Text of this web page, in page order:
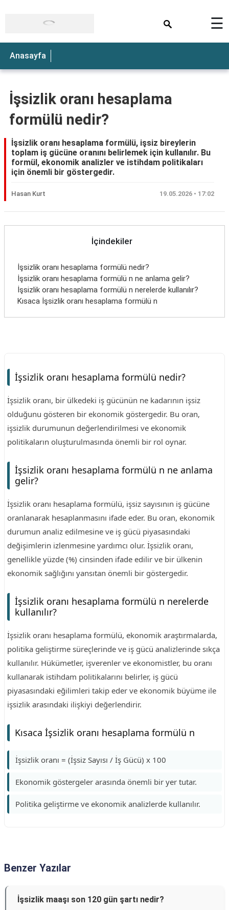
☰
Anasayfa
İşsizlik oranı hesaplama
formülü nedir?
İşsizlik oranı hesaplama formülü, işsiz bireylerin
toplam iş gücüne oranını belirlemek için kullanılır. Bu
formül, ekonomik analizler ve istihdam politikaları
için önemli bir göstergedir.
Hasan Kurt 19.05.2026 • 17:02
İçindekiler
İşsizlik oranı hesaplama formülü nedir?
İşsizlik oranı hesaplama formülü n ne anlama gelir?
İşsizlik oranı hesaplama formülü n nerelerde kullanılır?
Kısaca İşsizlik oranı hesaplama formülü n
İşsizlik oranı hesaplama formülü nedir?
İşsizlik oranı, bir ülkedeki iş gücünün ne kadarının işsiz
olduğunu gösteren bir ekonomik göstergedir. Bu oran,
işsizlik durumunun değerlendirilmesi ve ekonomik
politikaların oluşturulmasında önemli bir rol oynar.
İşsizlik oranı hesaplama formülü n ne anlama
gelir?
İşsizlik oranı hesaplama formülü, işsiz sayısının iş gücüne
oranlanarak hesaplanmasını ifade eder. Bu oran, ekonomik
durumun analiz edilmesine ve iş gücü piyasasındaki
değişimlerin izlenmesine yardımcı olur. İşsizlik oranı,
genellikle yüzde (%) cinsinden ifade edilir ve bir ülkenin
ekonomik sağlığını yansıtan önemli bir göstergedir.
İşsizlik oranı hesaplama formülü n nerelerde
kullanılır?
İşsizlik oranı hesaplama formülü, ekonomik araştırmalarda,
politika geliştirme süreçlerinde ve iş gücü analizlerinde sıkça
kullanılır. Hükümetler, işverenler ve ekonomistler, bu oranı
kullanarak istihdam politikalarını belirler, iş gücü
piyasasındaki eğilimleri takip eder ve ekonomik büyüme ile
işsizlik arasındaki ilişkiyi değerlendirir.
Kısaca İşsizlik oranı hesaplama formülü n
İşsizlik oranı = (İşsiz Sayısı / İş Gücü) x 100
Ekonomik göstergeler arasında önemli bir yer tutar.
Politika geliştirme ve ekonomik analizlerde kullanılır.
Benzer Yazılar
İşsizlik maaşı son 120 gün şartı nedir?